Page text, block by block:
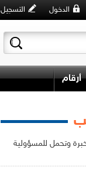
التسجيل الدخول
أرقام
وتحمل للمسؤولية